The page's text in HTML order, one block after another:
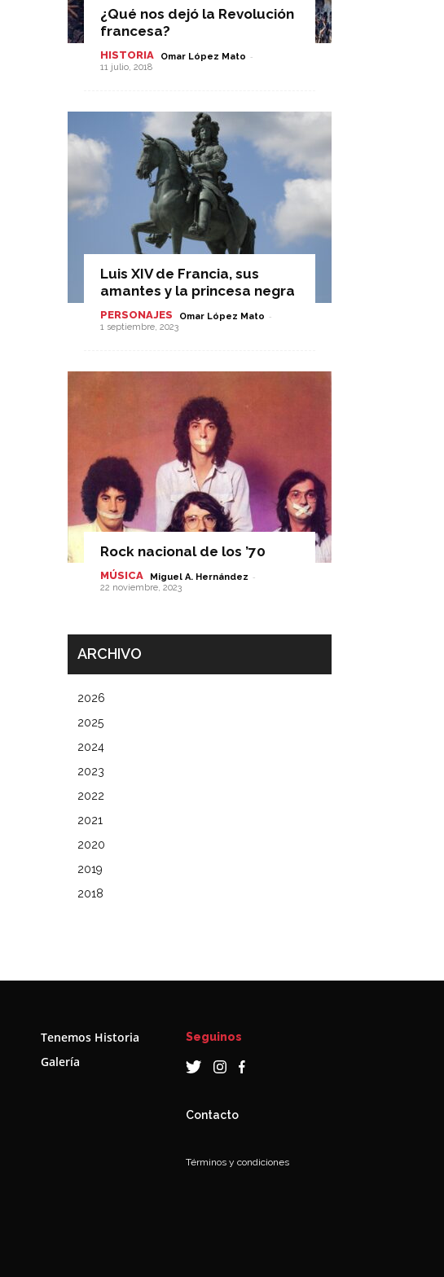
¿Qué nos dejó la Revolución
francesa?
HISTORIA Omar López Mato -
11 julio, 2018
Luis XIV de Francia, sus
amantes y la princesa negra
PERSONAJES Omar López Mato -
1 septiembre, 2023
Rock nacional de los ’70
MÚSICA Miguel A. Hernández -
22 noviembre, 2023
ARCHIVO
2026
2025
2024
2023
2022
2021
2020
2019
2018
Tenemos Historia
Galería
Seguinos
Contacto
Términos y condiciones